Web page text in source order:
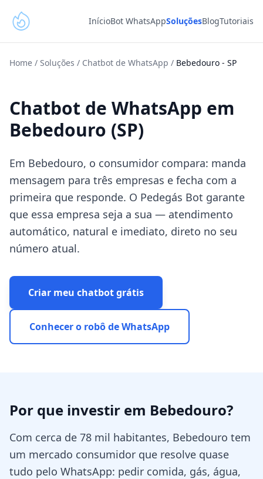
InícioBot WhatsAppSoluçõesBlogTutoriais
Home / Soluções / Chatbot de WhatsApp / Bebedouro - SP
Chatbot de WhatsApp em
Bebedouro (SP)
Em Bebedouro, o consumidor compara: manda
mensagem para três empresas e fecha com a
primeira que responde. O Pedegás Bot garante
que essa empresa seja a sua — atendimento
automático, natural e imediato, direto no seu
número atual.
Criar meu chatbot grátis
Conhecer o robô de WhatsApp
Por que investir em Bebedouro?
Com cerca de 78 mil habitantes, Bebedouro tem
um mercado consumidor que resolve quase
tudo pelo WhatsApp: pedir comida, gás, água,